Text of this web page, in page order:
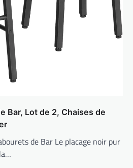
Bar, Lot de 2, Chaises de
de Bar Le placage noir pur